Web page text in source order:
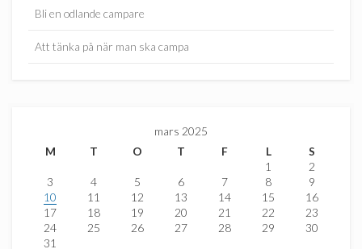
Bli en odlande campare
Att tänka på när man ska campa
mars 2025
M
T O T F L
S
1
2
3
4 5 6 7 8
9
10
11 12 13 14 15
16
17
18 19 20 21 22
23
24
25 26 27 28 29
30
31